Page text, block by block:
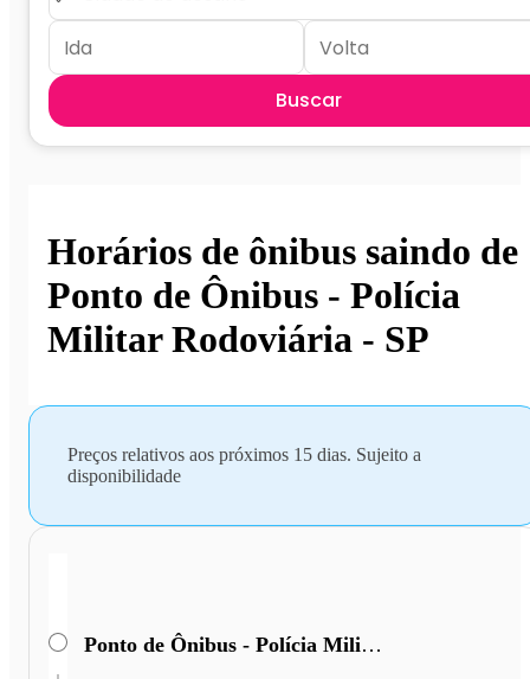
Buscar
Horários de ônibus saindo de
Ponto de Ônibus - Polícia
Militar Rodoviária - SP
Preços relativos aos próximos 15 dias. Sujeito a
disponibilidade
Ponto de Ônibus - Polícia Militar Rodoviária